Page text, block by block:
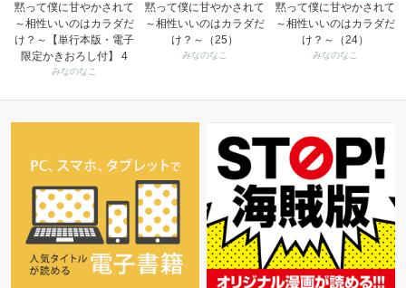
黙って僕に甘やかされて
～相性いいのはカラダだ
け？～【単行本版・電子
限定かきおろし付】 4
みなのなこ
黙って僕に甘やかされて
～相性いいのはカラダだ
け？～（25）
みなのなこ
黙って僕に甘やかされて
～相性いいのはカラダだ
け？～（24）
みなのなこ